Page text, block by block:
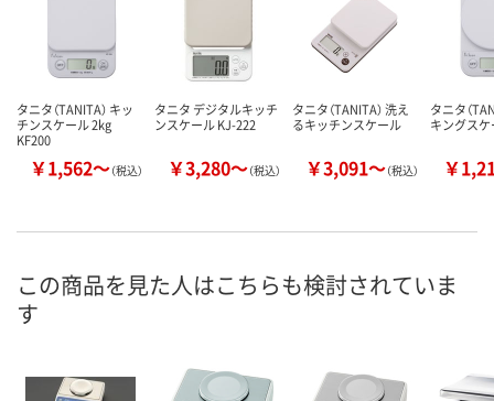
タニタ（TANITA） キッ
チンスケール 2kg
KF200
￥1,562～（税込）
タニタ デジタルキッチ
ンスケール KJ-222
￥3,280～（税込）
タニタ（TANITA） 洗え
るキッチンスケール
￥3,091～（税込）
タニタ（
キングス
￥
この商品を見た人はこちらも検討されていま
す